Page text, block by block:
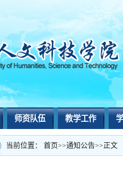
师资队伍 教学工作
当前位置： 首页>>通知公告>>正文